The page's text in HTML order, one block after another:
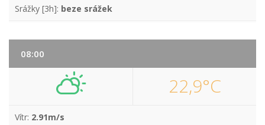
Srážky [3h]: beze srážek
08:00
22,9°C
Vítr: 2.91m/s